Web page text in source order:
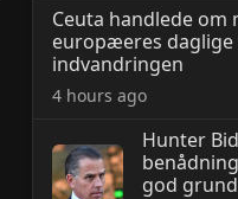
Ceuta handlede om
europæeres
indvandringen
4 hours ago
Hunter
god grund